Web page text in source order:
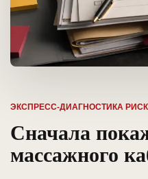
ЭКСПРЕСС-ДИАГНОСТИКА
Сначала
массажного